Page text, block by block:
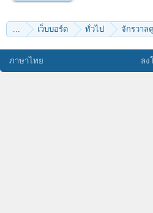
... เว็บบอร์ด ทั่วไป จักรวาล
ภาษาไทย ล